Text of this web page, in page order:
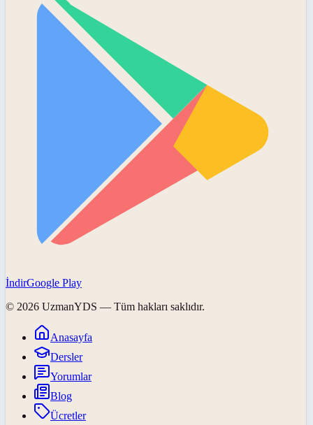
İndirGoogle Play
© 2026 UzmanYDS — Tüm hakları saklıdır.
Anasayfa
Dersler
Yorumlar
Blog
Ücretler